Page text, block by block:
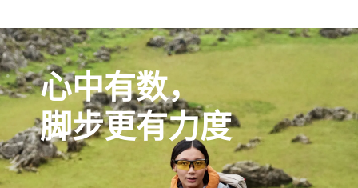
心中有数，
脚步更有力度